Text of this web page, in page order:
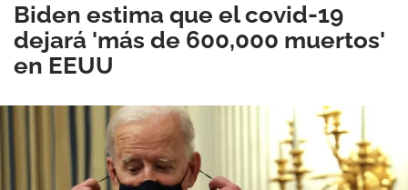
Biden estima que el covid-19
dejará 'más de 600,000 muertos'
en EEUU